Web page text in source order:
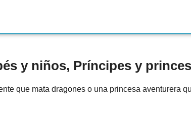
y niños, Príncipes y
que mata dragones o una princesa aventurera